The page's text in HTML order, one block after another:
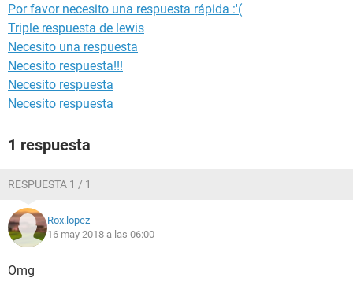
Por favor necesito una respuesta rápida :'(
Triple respuesta de lewis
Necesito una respuesta
Necesito respuesta!!!
Necesito respuesta
Necesito respuesta
1 respuesta
RESPUESTA 1 / 1
Rox.lopez
16 may 2018 a las 06:00
Omg